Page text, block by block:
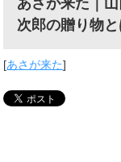
次郎の贈り物と
[あさが来た]